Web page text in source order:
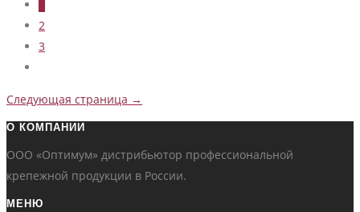
2
3
Следующая страница →
О КОМПАНИИ
ООО «Оптимум» дистрибьютор профессиональной
крепежной продукции в России.
МЕНЮ